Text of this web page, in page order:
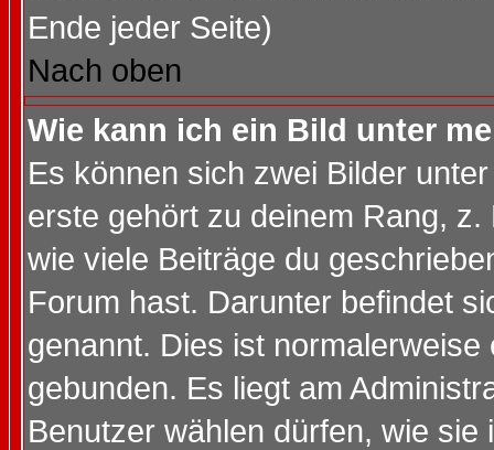
Ende jeder Seite)
Nach oben
Wie kann ich ein Bild unter
Es können sich zwei Bilder
erste gehört zu deinem Rang,
wie viele Beiträge du
Forum hast. Darunter befindet
genannt. Dies ist
gebunden. Es liegt am
Benutzer wählen dürfen, wie